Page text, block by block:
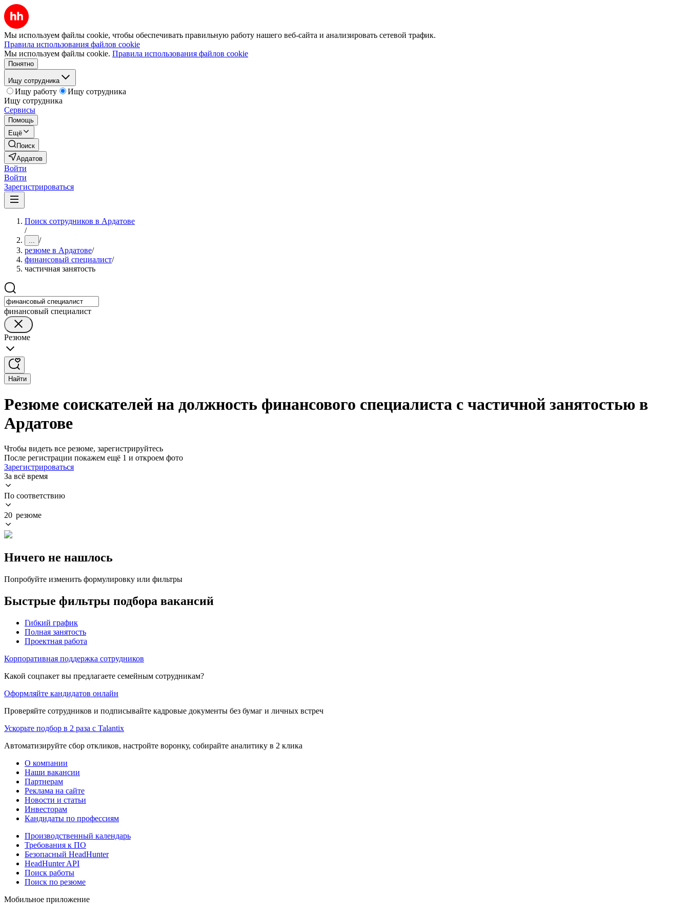
Мы используем файлы cookie, чтобы обеспечивать правильную работу нашего веб-сайта и анализировать сетевой трафик.
Правила использования файлов cookie
Мы используем файлы cookie. Правила использования файлов cookie
Понятно
Ищу сотрудника
Ищу работу
Ищу сотрудника
Ищу сотрудника
Сервисы
Помощь
Ещё
Поиск
Ардатов
Войти
Войти
Зарегистрироваться
Поиск сотрудников в Ардатове
/
... /
резюме в Ардатове/
финансовый специалист/
частичная занятость
финансовый специалист
Резюме
Найти
Резюме соискателей на должность финансового специалиста с частичной занятостью в
Ардатове
Чтобы видеть все резюме, зарегистрируйтесь
После регистрации покажем ещё 1 и откроем фото
Зарегистрироваться
За всё время
По соответствию
20 резюме
Ничего не нашлось
Попробуйте изменить формулировку или фильтры
Быстрые фильтры подбора вакансий
Гибкий график
Полная занятость
Проектная работа
Корпоративная поддержка сотрудников
Какой соцпакет вы предлагаете семейным сотрудникам?
Оформляйте кандидатов онлайн
Проверяйте сотрудников и подписывайте кадровые документы без бумаг и личных встреч
Ускорьте подбор в 2 раза с Talantix
Автоматизируйте сбор откликов, настройте воронку, собирайте аналитику в 2 клика
О компании
Наши вакансии
Партнерам
Реклама на сайте
Новости и статьи
Инвесторам
Кандидаты по профессиям
Производственный календарь
Требования к ПО
Безопасный HeadHunter
HeadHunter API
Поиск работы
Поиск по резюме
Мобильное приложение